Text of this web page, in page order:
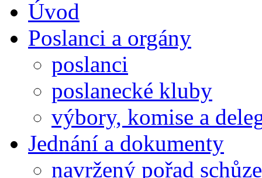
Úvod
Poslanci a orgány
poslanci
poslanecké kluby
výbory, komise a
Jednání a dokumenty
navržený pořad schůze